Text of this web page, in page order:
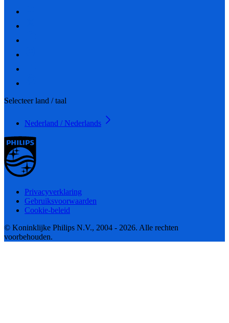
Selecteer land / taal
Nederland / Nederlands
Privacyverklaring
Gebruiksvoorwaarden
Cookie-beleid
© Koninklijke Philips N.V., 2004 - 2026. Alle rechten
voorbehouden.